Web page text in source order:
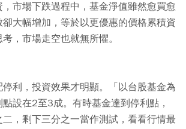
市場下跌過程中，基金淨值雖然愈買愈
大幅增加，等於以更優惠的價格累積資
，市場走空也就無所懼。
利，投資效果才明顯。「以台股基金為
設在2至3成。有時基金達到停利點，
，剩下三分之一當作測試，看看行情最